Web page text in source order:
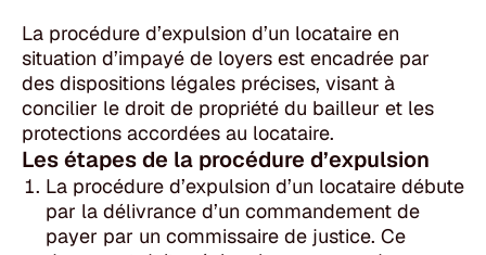
La procédure d’expulsion d’un locataire en
situation d’impayé de loyers est encadrée par
des dispositions légales précises, visant à
concilier le droit de propriété du bailleur et les
protections accordées au locataire.
Les étapes de la procédure d’expulsion
La procédure d’expulsion d’un locataire débute
par la délivrance d’un commandement de
payer par un commissaire de justice. Ce